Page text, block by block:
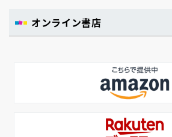
オンライン書店